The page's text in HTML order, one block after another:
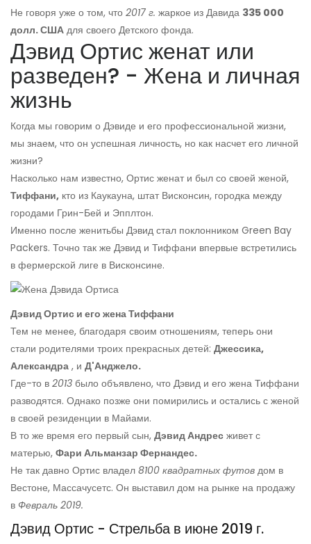
Не говоря уже о том, что 2017 г. жаркое из Давида 335 000
долл. США для своего Детского фонда.
Дэвид Ортис женат или
разведен? - Жена и личная
жизнь
Когда мы говорим о Дэвиде и его профессиональной жизни,
мы знаем, что он успешная личность, но как насчет его личной
жизни?
Насколько нам известно, Ортис женат и был со своей женой,
Тиффани, кто из Каукауна, штат Висконсин, городка между
городами Грин-Бей и Эпплтон.
Именно после женитьбы Дэвид стал поклонником Green Bay
Packers. Точно так же Дэвид и Тиффани впервые встретились
в фермерской лиге в Висконсине.
Дэвид Ортис и его жена Тиффани
Тем не менее, благодаря своим отношениям, теперь они
стали родителями троих прекрасных детей: Джессика,
Александра , и Д'Анджело.
Где-то в 2013 было объявлено, что Дэвид и его жена Тиффани
разводятся. Однако позже они помирились и остались с женой
в своей резиденции в Майами.
В то же время его первый сын, Дэвид Андрес живет с
матерью, Фари Альманзар Фернандес.
Не так давно Ортис владел 8100 квадратных футов дом в
Вестоне, Массачусетс. Он выставил дом на рынке на продажу
в Февраль 2019.
Дэвид Ортис - Стрельба в июне 2019 г.